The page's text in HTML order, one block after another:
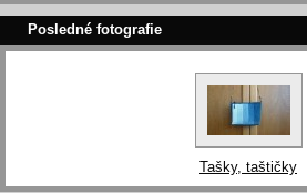
Posledné fotografie
Tašky, taštičky